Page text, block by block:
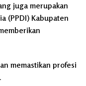
juga merupakan
(PPDI) Kabupaten
memastikan profesi